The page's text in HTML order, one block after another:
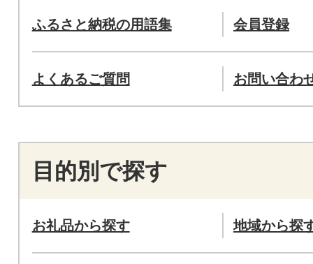
ふるさと納税の用語集 会員登録
よくあるご質問 お問い合わ
目的別で探す
お礼品から探す 地域から探